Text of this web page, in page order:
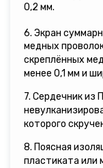
0,2 мм.
6. Экран
медных
скреплённых
менее 0,1 мм и
7. Сердечник из
которого
8. Поясная
пластиката или